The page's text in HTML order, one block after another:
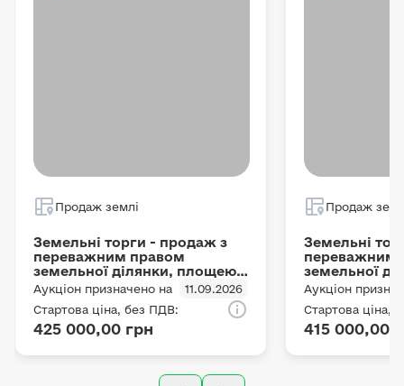
Продаж землі
Земельні торги - продаж з
переважним правом
земельної ділянки, площею -
5,9739 га, кадастровий номер
- 6323381200:08:000:0035,
цільове призначення: Для
ведення товарного
виробництва, на території
Кобзівської сільської ради,
Аукціон призначено на
11.09.2026
Стартова ціна, без ПДВ:
425 000,00 грн
Продаж
Земельні
переважним
земельної
5,7207 га,
-
цільове
ведення
виробництва,
Аукціон
Стартова ціна,
415 000,00